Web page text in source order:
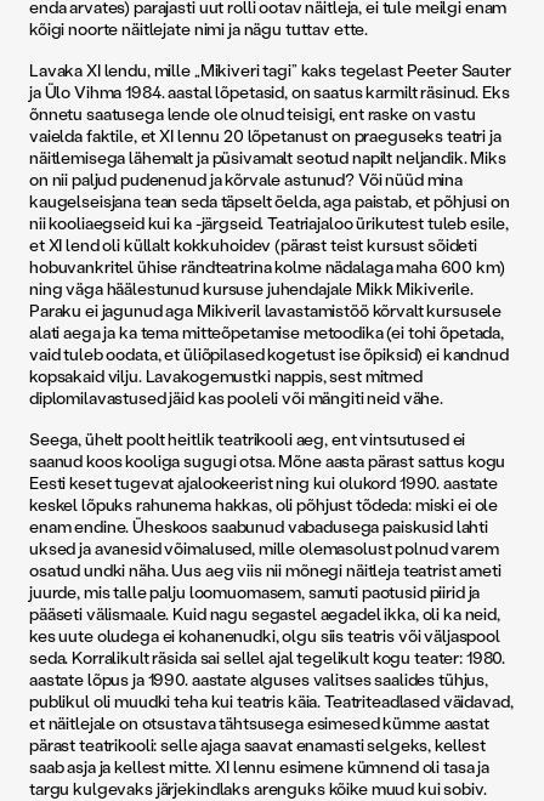
enda arvates) parajasti uut rolli ootav näitleja, ei tule meilgi enam
kõigi noorte näitlejate nimi ja nägu tuttav ette.
Lavaka XI lendu, mille „Mikiveri tagi” kaks tegelast Peeter Sauter
ja Ülo Vihma 1984. aastal lõpetasid, on saatus karmilt räsinud. Eks
õnnetu saatusega lende ole olnud teisigi, ent raske on vastu
vaielda faktile, et XI lennu 20 lõpetanust on praeguseks teatri ja
näitlemisega lähemalt ja püsivamalt seotud napilt neljandik. Miks
on nii paljud pudenenud ja kõrvale astunud? Või nüüd mina
kaugelseisjana tean seda täpselt öelda, aga paistab, et põhjusi on
nii kooliaegseid kui ka -järgseid. Teatriajaloo ürikutest tuleb esile,
et XI lend oli küllalt kokkuhoidev (pärast teist kursust sõideti
hobuvankritel ühise rändteatrina kolme nädalaga maha 600 km)
ning väga häälestunud kursuse juhendajale Mikk Mikiverile.
Paraku ei jagunud aga Mikiveril lavastamistöö kõrvalt kursusele
alati aega ja ka tema mitteõpetamise metoodika (ei tohi õpetada,
vaid tuleb oodata, et üliõpilased kogetust ise õpiksid) ei kandnud
kopsakaid vilju. Lavakogemustki nappis, sest mitmed
diplomilavastused jäid kas pooleli või mängiti neid vähe.
Seega, ühelt poolt heitlik teatrikooli aeg, ent vintsutused ei
saanud koos kooliga sugugi otsa. Mõne aasta pärast sattus kogu
Eesti keset tugevat ajalookeerist ning kui olukord 1990. aastate
keskel lõpuks rahunema hakkas, oli põhjust tõdeda: miski ei ole
enam endine. Üheskoos saabunud vabadusega paiskusid lahti
uksed ja avanesid võimalused, mille olemasolust polnud varem
osatud undki näha. Uus aeg viis nii mõnegi näitleja teatrist ameti
juurde, mis talle palju loomuomasem, samuti paotusid piirid ja
pääseti välismaale. Kuid nagu segastel aegadel ikka, oli ka neid,
kes uute oludega ei kohanenudki, olgu siis teatris või väljaspool
seda. Korralikult räsida sai sellel ajal tegelikult kogu teater: 1980.
aastate lõpus ja 1990. aastate alguses valitses saalides tühjus,
publikul oli muudki teha kui teatris käia. Teatriteadlased väidavad,
et näitlejale on otsustava tähtsusega esimesed kümme aastat
pärast teatrikooli: selle ajaga saavat enamasti selgeks, kellest
saab asja ja kellest mitte. XI lennu esimene kümnend oli tasa ja
targu kulgevaks järjekindlaks arenguks kõike muud kui sobiv.